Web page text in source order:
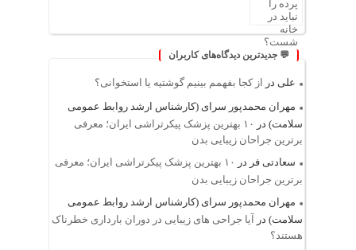
💬 جدیدترین دیدگاه‌های کاربران
علی در
از کجا بفهمم بینیم گوشتیه یا استخوانی؟
مهران محمدپور سرای (کارشناس ارشد روابط عمومی
سلامت) در
۱۰ بهترین پزشک پیکرتراشی ایران؛ معرفی
برترین جراحان زیبایی بدن
سعادتی فر در
۱۰ بهترین پزشک پیکرتراشی ایران؛ معرفی
برترین جراحان زیبایی بدن
مهران محمدپور سرای (کارشناس ارشد روابط عمومی
سلامت) در
آیا جراحی های زیبایی در دوران بارداری خطرناک
هستند؟